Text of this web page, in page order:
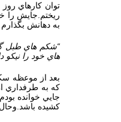
توان كارهاي
ريختم.جايش را
به دهانش
“شكم هاي طبل
هاي خود را نيكو
بعد از موعظه
كه به طرفداري
جايي خوانده
كشيده باشد.وحال